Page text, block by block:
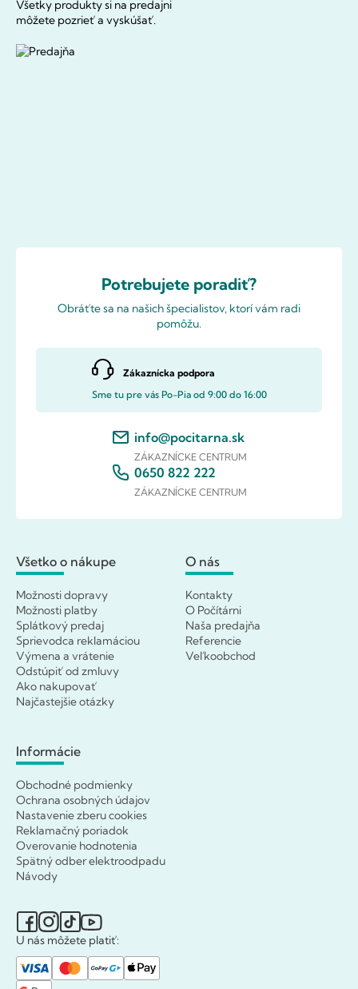
Všetky produkty si na predajni
môžete pozrieť a vyskúšať.
Potrebujete poradiť?
Obráťte sa na našich špecialistov, ktorí vám radi
pomôžu.
Zákaznícka podpora
Sme tu pre vás Po-Pia od 9:00 do 16:00
info@pocitarna.sk
ZÁKAZNÍCKE CENTRUM
0650 822 222
ZÁKAZNÍCKE CENTRUM
Všetko o nákupe
Možnosti dopravy
Možnosti platby
Splátkový predaj
Sprievodca reklamáciou
Výmena a vrátenie
Odstúpiť od zmluvy
Ako nakupovať
Najčastejšie otázky
O nás
Kontakty
O Počítárni
Naša predajňa
Referencie
Veľkoobchod
Informácie
Obchodné podmienky
Ochrana osobných údajov
Nastavenie zberu cookies
Reklamačný poriadok
Overovanie hodnotenia
Spätný odber elektroodpadu
Návody
U nás môžete platiť: